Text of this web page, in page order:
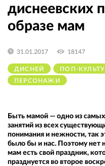
диснеевских
образе мам
ДИСНЕЙ ПОП-
ПЕРСОНАЖИ
31.01.2017 18147
Быть мамой — одно из
занятий из всех
понимания и нежности, так
было бы и нас. Поэтому нет
мам есть свой праздник,
празднуется во второе